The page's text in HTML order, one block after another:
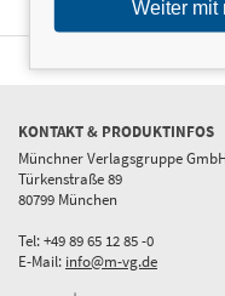
KONTAKT & PRODUKTINFOS
Münchner Verlagsgruppe
Türkenstraße 89
80799 München
Tel: +49 89 65 12 85 -0
E-Mail: info@m-vg.de
Weiter mit